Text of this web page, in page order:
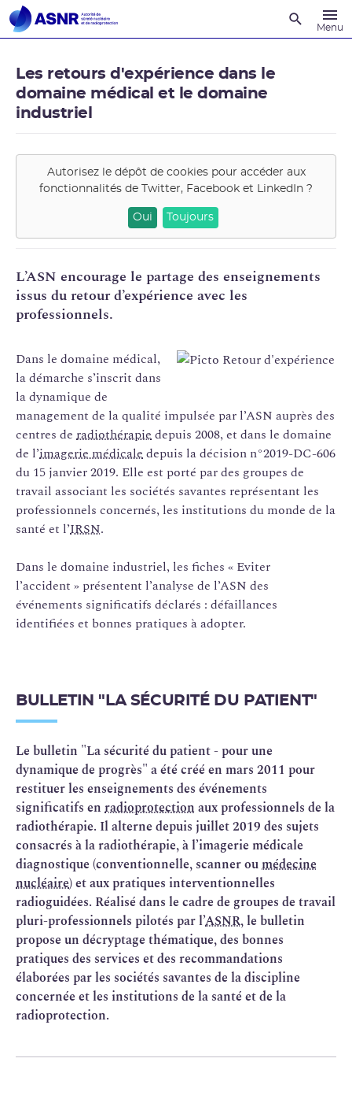
Menu
Les retours d'expérience dans le
domaine médical et le domaine
industriel
Autorisez le dépôt de cookies pour accéder aux
fonctionnalités de Twitter, Facebook et LinkedIn ?
Oui Toujours
L’ASN encourage le partage des enseignements
issus du retour d’expérience avec les
professionnels.
Dans le domaine médical,
la démarche s’inscrit dans
la dynamique de
management de la qualité impulsée par l’ASN auprès des
centres de radiothérapiedepuis 2008, et dans le domaine
de l’imagerie médicaledepuis la décision n°2019-DC-606
du 15 janvier 2019. Elle est porté par des groupes de
travail associant les sociétés savantes représentant les
professionnels concernés, les institutions du monde de la
santé et l’IRSN.
Dans le domaine industriel, les fiches « Eviter
l’accident » présentent l’analyse de l’ASN des
événements significatifs déclarés : défaillances
identifiées et bonnes pratiques à adopter.
BULLETIN "LA SÉCURITÉ DU PATIENT"
Le bulletin "La sécurité du patient - pour une
dynamique de progrès" a été créé en mars 2011 pour
restituer les enseignements des événements
significatifs en radioprotection aux professionnels de la
radiothérapie. Il alterne depuis juillet 2019 des sujets
consacrés à la radiothérapie, à l’imagerie médicale
diagnostique (conventionnelle, scanner oumédecine
nucléaire) et aux pratiques interventionnelles
radioguidées. Réalisé dans le cadre de groupes de travail
pluri-professionnels pilotés par l’ASNR, le bulletin
propose un décryptage thématique, des bonnes
pratiques des services et des recommandations
élaborées par les sociétés savantes de la discipline
concernée et les institutions de la santé et de la
radioprotection.